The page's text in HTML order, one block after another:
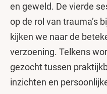
en geweld. De vierde
op de rol van trauma’s
kijken we naar de
verzoening. Telkens
gezocht tussen
inzichten en